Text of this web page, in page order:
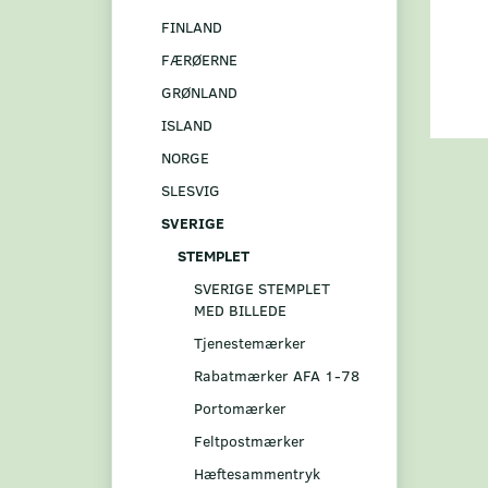
FINLAND
FÆRØERNE
GRØNLAND
ISLAND
NORGE
SLESVIG
SVERIGE
STEMPLET
SVERIGE STEMPLET
MED BILLEDE
Tjenestemærker
Rabatmærker AFA 1-78
Portomærker
Feltpostmærker
Hæftesammentryk